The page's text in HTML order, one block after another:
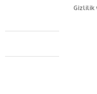
Gizlilik
Caferağa Mah. Dr.
+90 543 345 46 00